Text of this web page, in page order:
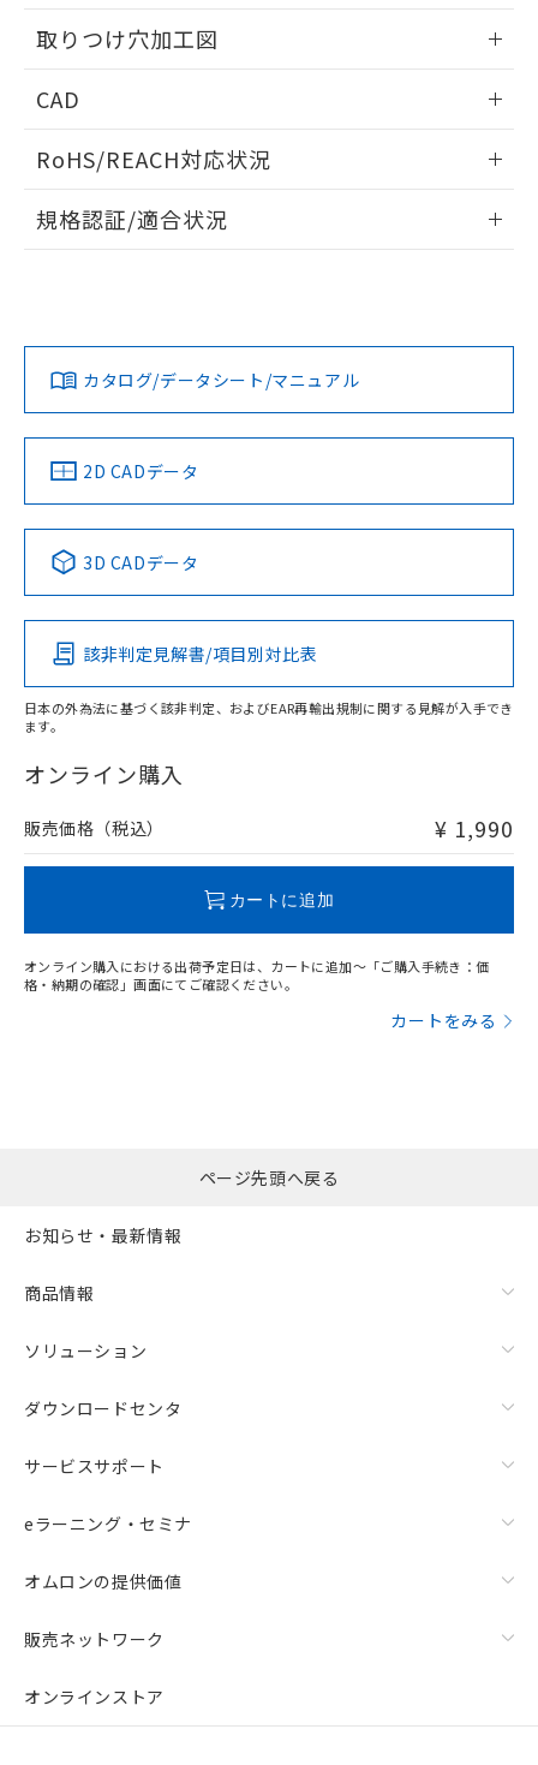
取りつけ穴加工図
CAD
ドすることができます。
ログイン/会員登録
ダウンロードデータをご利用いただく前に、以下を必ずお読
みください。
ソフトウェアの使用条件
RoHS/REACH対応状況
EU RoHS 注意事項・凡例
対応済み
中国 RoHS 注意事項・凡例
Pb Hg Cd Cr(VI)
O
在庫等で未対応品が混在する可能性があります。
問い合わせください。
規格認証/適合状況
カタログ/データシート/マニュアル
2D CADデータ
3D CADデータ
該非判定見解書/項目別対比表
日本の外為法に基づく該非判定、およびEAR再輸出規制に関する見解が入手でき
ます。
オンライン購入
販売価格（税込） ¥ 1,990
カートに追加
オンライン購入における出荷予定日は、カートに追加～「ご購入手続き：価
格・納期の確認」画面にてご確認ください。
カートをみる
をご了承ください。
※当社の共同利用者とは、
EU RoHS指令（10物質）の非含有証明書
51物質の非含有証明書（当社基準）
※本証明書は発行日時点で非含有を証明す
ものではありません。
また、RoHS指令のフタル酸エステル類４
物質の対応では、対応完了までの期間は出
欄に対応日を記載しておりました。
既に当社にて対応品への在庫切替を完了
ページ先頭へ戻る
お知らせ・最新情報
商品情報
ソリューション
ダウンロードセンタ
サービスサポート
eラーニング・セミナ
オムロンの提供価値
販売ネットワーク
オンラインストア